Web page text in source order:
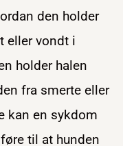
den holder
eller vondt i
holder halen
fra smerte eller
kan en sykdom
til at hunden